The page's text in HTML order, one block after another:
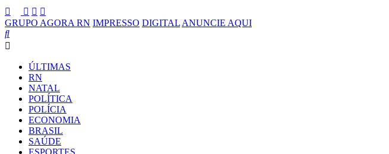
GRUPO AGORA RN IMPRESSO DIGITAL ANUNCIE AQUI
ÚLTIMAS
RN
NATAL
POLÍTICA
POLÍCIA
ECONOMIA
BRASIL
SAÚDE
ESPORTES